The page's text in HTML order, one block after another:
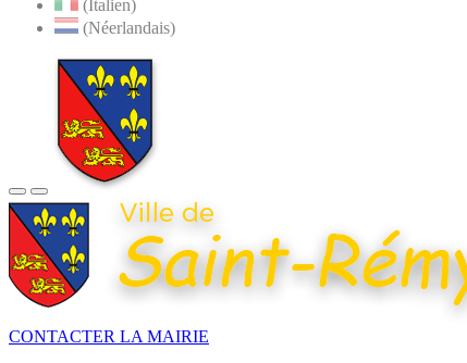
(Italien)
(Néerlandais)
CONTACTER LA MAIRIE